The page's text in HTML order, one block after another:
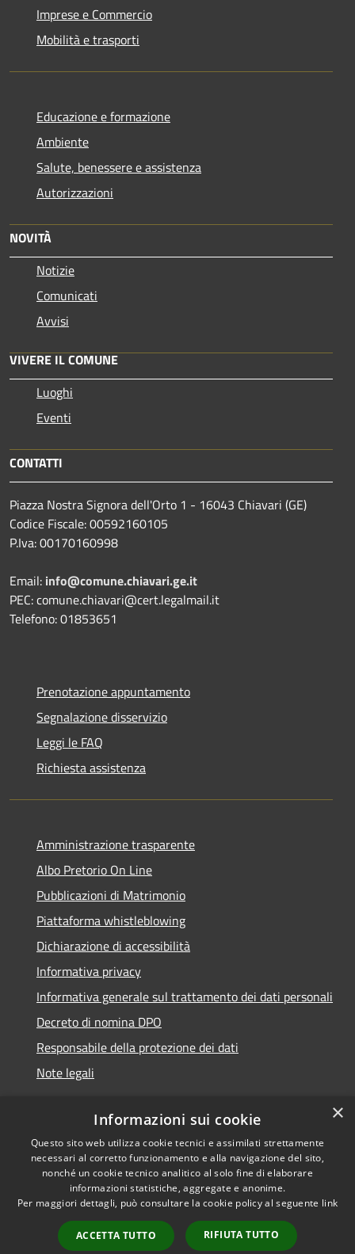
Imprese e Commercio
Mobilità e trasporti
Educazione e formazione
Ambiente
Salute, benessere e assistenza
Autorizzazioni
NOVITÀ
Notizie
Comunicati
Avvisi
VIVERE IL COMUNE
Luoghi
Eventi
CONTATTI
Piazza Nostra Signora dell'Orto 1 - 16043 Chiavari (GE)
Codice Fiscale: 00592160105
P.Iva: 00170160998
Email: info@comune.chiavari.ge.it
PEC: comune.chiavari@cert.legalmail.it
Telefono: 01853651
Prenotazione appuntamento
Segnalazione disservizio
Leggi le FAQ
Richiesta assistenza
Amministrazione trasparente
Albo Pretorio On Line
Pubblicazioni di Matrimonio
Piattaforma whistleblowing
Dichiarazione di accessibilità
Informativa privacy
Informativa generale sul trattamento dei dati personali
Decreto di nomina DPO
Responsabile della protezione dei dati
Note legali
RSS
Accessibilità
Cookie
Mappa del sito
Piano di miglioramento
© 2021 - 2026 Comune di
Chiavari -Area Riservata
×
Informazioni sui cookie
Questo sito web utilizza cookie tecnici e assimilati strettamente
necessari al corretto funzionamento e alla navigazione del sito,
nonché un cookie tecnico analitico al solo fine di elaborare
informazioni statistiche, aggregate e anonime.
Per maggiori dettagli, può consultare la cookie policy al seguente link
ACCETTA TUTTO RIFIUTA TUTTO